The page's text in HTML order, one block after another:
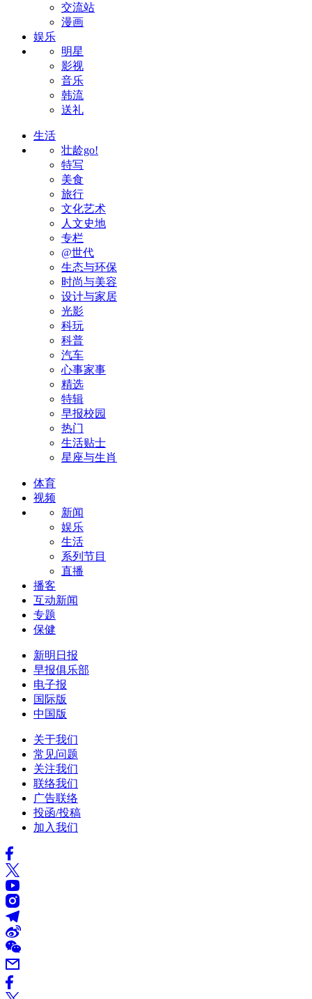
交流站
漫画
娱乐
明星
影视
音乐
韩流
送礼
生活
壮龄go!
特写
美食
旅行
文化艺术
人文史地
专栏
@世代
生态与环保
时尚与美容
设计与家居
光影
科玩
科普
汽车
心事家事
精选
特辑
早报校园
热门
生活贴士
星座与生肖
体育
视频
新闻
娱乐
生活
系列节目
直播
播客
互动新闻
专题
保健
新明日报
早报俱乐部
电子报
国际版
中国版
关于我们
常见问题
关注我们
联络我们
广告联络
投函/投稿
加入我们